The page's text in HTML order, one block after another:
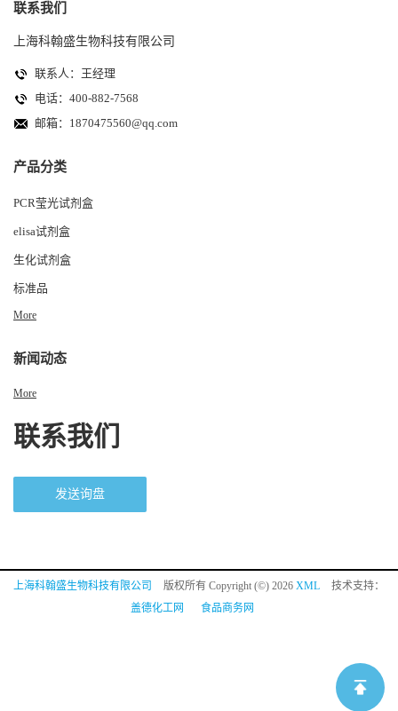
联系我们
上海科翰盛生物科技有限公司
联系人：王经理
电话：400-882-7568
邮箱： 1870475560@qq.com
产品分类
PCR莹光试剂盒
elisa试剂盒
生化试剂盒
标准品
More
新闻动态
More
联系我们
发送询盘
上海科翰盛生物科技有限公司 版权所有 Copyright (©) 2026 XML
技术支持：
盖德化工网
食品商务网